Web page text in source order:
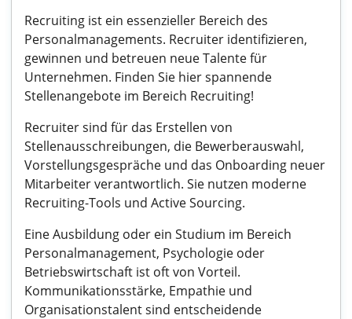
Recruiting ist ein essenzieller Bereich des
Personalmanagements. Recruiter identifizieren,
gewinnen und betreuen neue Talente für
Unternehmen. Finden Sie hier spannende
Stellenangebote im Bereich Recruiting!
Recruiter sind für das Erstellen von
Stellenausschreibungen, die Bewerberauswahl,
Vorstellungsgespräche und das Onboarding neuer
Mitarbeiter verantwortlich. Sie nutzen moderne
Recruiting-Tools und Active Sourcing.
Eine Ausbildung oder ein Studium im Bereich
Personalmanagement, Psychologie oder
Betriebswirtschaft ist oft von Vorteil.
Kommunikationsstärke, Empathie und
Organisationstalent sind entscheidende